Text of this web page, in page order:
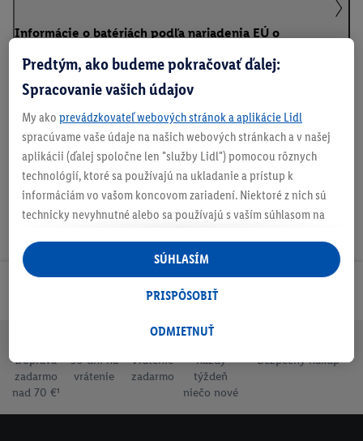
Informácie o batériách podľa nariadenia EÚ o
Na stiahnutie
Odoberaj Newsletter!
Doprava
zadarmo
nad 70 €¹
30 dní na
vrátenie
Vrátenie
zadarmo
Každý
týždeň
niečo nové
Bezpečný nákup
Predtým, ako budeme pokračovať ďalej:
Spracovanie vašich údajov
My ako prevádzkovateľ webových stránok a aplikácie Lidl
spracúvame vaše údaje na našich webových stránkach a v našej
aplikácii (ďalej spoločne len "služby Lidl") pomocou rôznych
technológií, ktoré sa používajú na ukladanie a prístup k
informáciám vo vašom koncovom zariadení. Niektoré z nich sú
technicky nevyhnutné alebo sa používajú s vaším súhlasom na
personalizovanú reklamu v rámci služieb Lidl aj mimo nich. Ak
ste účastníkom programu Lidl Plus, na tieto účely sa spracúvajú
aj údaje z vášho nákupného správania v obchode.
následne si vytvoríte účet Lidl Plus alebo sa prihlásite do svojho
tiež vytvoriť špeciálny online identifikátor z e-mailovej adresy,
ktorú tam uvediete, aby sme vás mohli rozpoznať v službách
ODMIETNUŤ
PRISPÔSOBIŤ
SÚHLASÍM